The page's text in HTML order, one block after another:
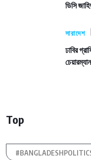
ডিসি
সারাদেশ
ঢাবির
Top